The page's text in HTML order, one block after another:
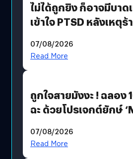
ไม่ได้ถูกยิง ก็อาจมีบา
เข้าใจ PTSD หลังเหตุร้
07/08/2026
Read More
ถูกใจสายมังงะ ! ฉลอง
ฉะ ด้วยโปรเจกต์ยักษ์
มีภาษาไทยด้วย
07/08/2026
Read More